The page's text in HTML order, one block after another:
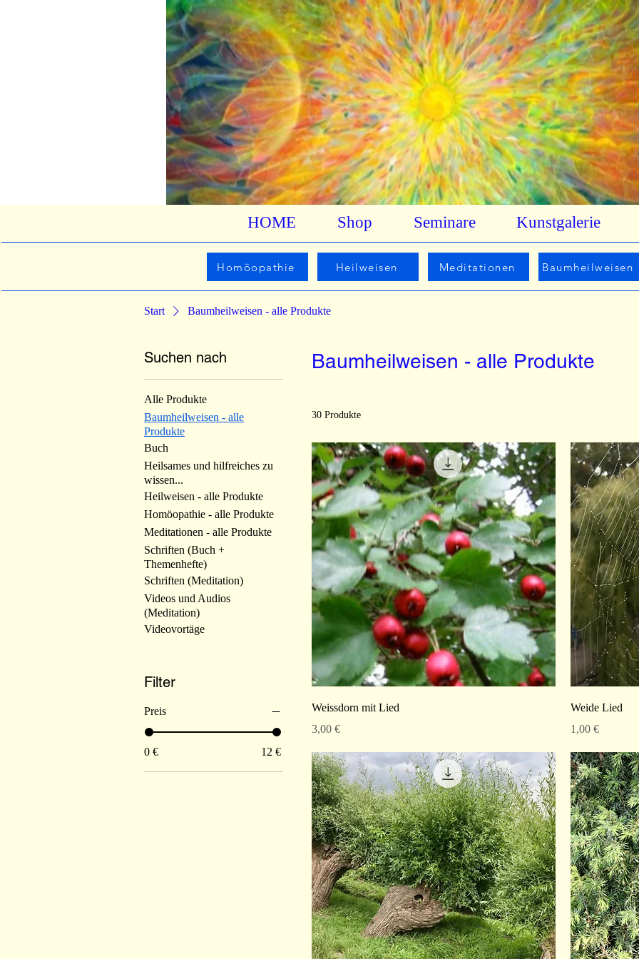
HOME Shop Seminare Kunstgalerie
Homöopathie Heilweisen Meditationen Baumheilweisen
Start Baumheilweisen - alle Produkte
Suchen nach
Alle Produkte
Baumheilweisen - alle
Produkte
Buch
Heilsames und hilfreiches zu
wissen...
Heilweisen - alle Produkte
Homöopathie - alle Produkte
Meditationen - alle Produkte
Schriften (Buch +
Themenhefte)
Schriften (Meditation)
Videos und Audios
(Meditation)
Videovortäge
Filter
Preis
0 € 12 €
Baumheilweisen - alle Produkte
30 Produkte
Weissdorn mit Lied
Preis
3,00 €
Weide Lied
Preis
1,00 €